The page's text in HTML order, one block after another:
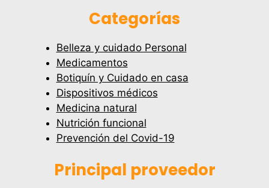
Categorías
Belleza y cuidado Personal
Medicamentos
Botiquín y Cuidado en casa
Dispositivos médicos
Medicina natural
Nutrición funcional
Prevención del Covid-19
Principal proveedor